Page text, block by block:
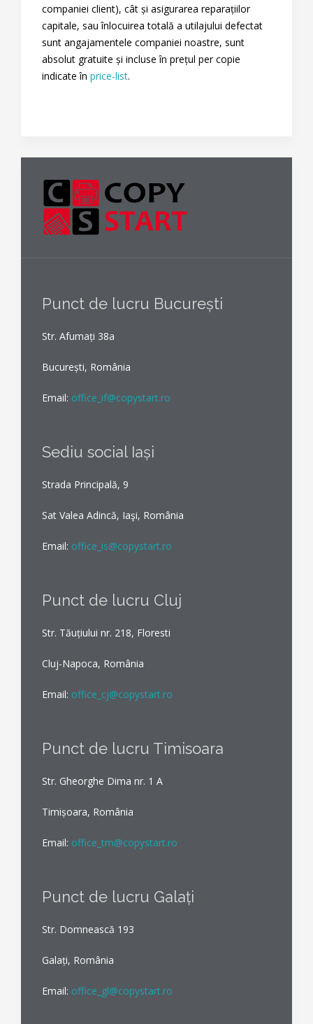
companiei client), cât și asigurarea reparațiilor
capitale, sau înlocuirea totală a utilajului defectat
sunt angajamentele companiei noastre, sunt
absolut gratuite și incluse în prețul per copie
indicate în price-list.
Punct de lucru București
Str. Afumați 38a
București, România
Email: office_if@copystart.ro
Sediu social Iași
Strada Principală, 9
Sat Valea Adincă, Iaşi, România
Email: office_is@copystart.ro
Punct de lucru Cluj
Str. Tăuțiului nr. 218, Floresti
Cluj-Napoca, România
Email: office_cj@copystart.ro
Punct de lucru Timisoara
Str. Gheorghe Dima nr. 1 A
Timișoara, România
Email: office_tm@copystart.ro
Punct de lucru Galați
Str. Domnească 193
Galați, România
Email: office_gl@copystart.ro